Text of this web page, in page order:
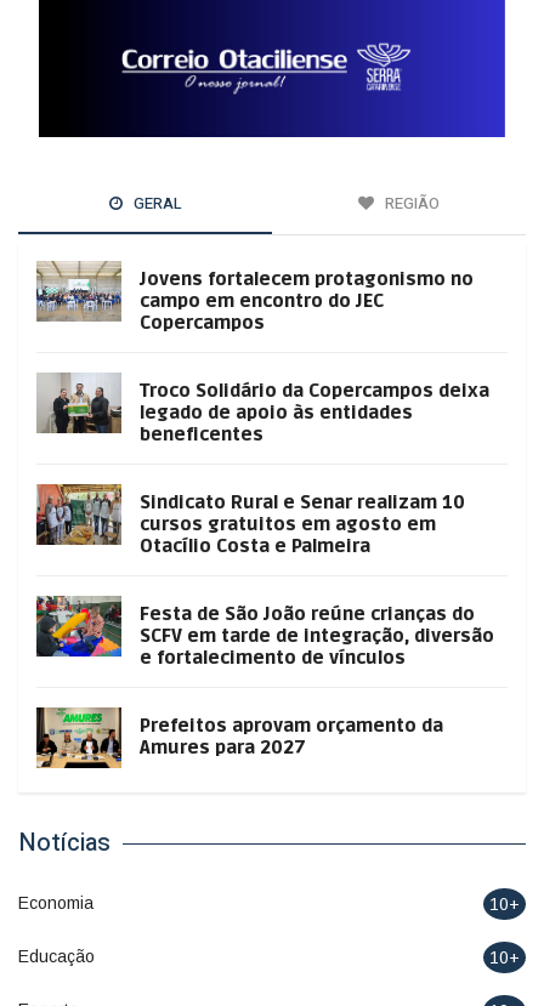
GERAL REGIÃO
Jovens fortalecem protagonismo no
campo em encontro do JEC
Copercampos
Troco Solidário da Copercampos deixa
legado de apoio às entidades
beneficentes
Sindicato Rural e Senar realizam 10
cursos gratuitos em agosto em
Otacílio Costa e Palmeira
Festa de São João reúne crianças do
SCFV em tarde de integração, diversão
e fortalecimento de vínculos
Prefeitos aprovam orçamento da
Amures para 2027
Notícias
Economia 10+
Educação 10+